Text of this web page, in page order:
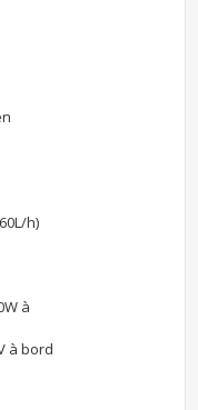
h)
à
à bord